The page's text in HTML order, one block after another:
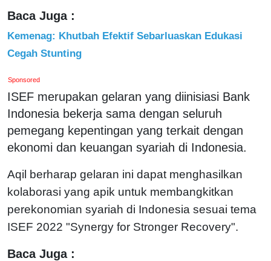
Baca Juga :
Kemenag: Khutbah Efektif Sebarluaskan Edukasi
Cegah Stunting
Sponsored
ISEF merupakan gelaran yang diinisiasi Bank
Indonesia bekerja sama dengan seluruh
pemegang kepentingan yang terkait dengan
ekonomi dan keuangan syariah di Indonesia.
Aqil berharap gelaran ini dapat menghasilkan
kolaborasi yang apik untuk membangkitkan
perekonomian syariah di Indonesia sesuai tema
ISEF 2022 "Synergy for Stronger Recovery".
Baca Juga :